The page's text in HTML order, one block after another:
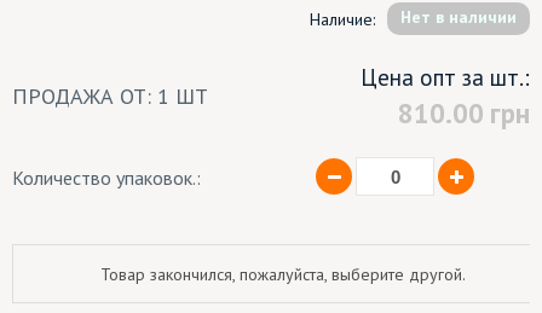
Наличие: Hет в наличии
ПРОДАЖА ОТ: 1 ШТ
Цена опт за шт.:
810.00 грн
Количество упаковок.:
Товар закончился, пожалуйста, выберите другой.